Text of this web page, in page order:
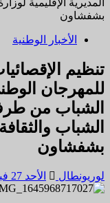
بشفشاون
الأخبار الوطنية
تنظيم
للمهرجان
الشباب من طرف
الشباب
بشفشاون
لوريونطال الأحد 27 فبراير 2022